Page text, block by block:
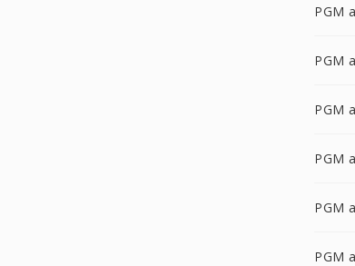
PGM
PGM
PGM
PGM
PGM
PGM